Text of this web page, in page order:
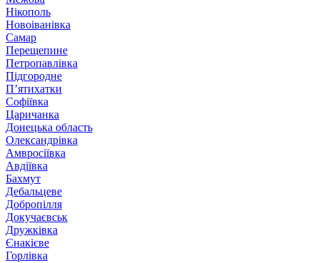
Нікополь
Новоіванівка
Самар
Перещепине
Петропавлівка
Підгородне
П’ятихатки
Софіївка
Царичанка
Донецька область
Олександрівка
Амвросіївка
Авдіївка
Бахмут
Дебальцеве
Добропілля
Докучаєвськ
Дружківка
Єнакієве
Горлівка